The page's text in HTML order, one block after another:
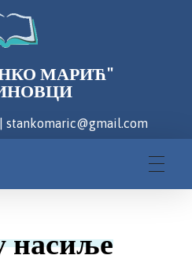
МАРИЋ"
stankomaric@gmail.com
насиље